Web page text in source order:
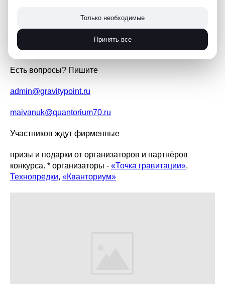
Загружайте свои работы до 23 октября
admin@gravitypoint.ru)
Подробностиздесь
Есть вопросы? Пишите
admin@gravitypoint.ru
maivanuk@quantorium70.ru
Участников ждут фирменные
призы и подарки от организаторов и партнёров
конкурса. * организаторы - «Точка гравитации»,
Технопредки, «Кванториум»
Только необходимые
Принять все